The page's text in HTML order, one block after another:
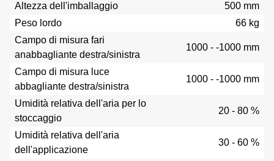
Altezza dell'imballaggio
500 mm
Peso lordo
66 kg
Campo di misura fari
anabbagliante destra/sinistra
1000 - -1000 mm
Campo di misura luce
abbagliante destra/sinistra
1000 - -1000 mm
Umidità relativa dell'aria per lo
stoccaggio
20 - 80 %
Umidità relativa dell'aria
dell'applicazione
30 - 60 %